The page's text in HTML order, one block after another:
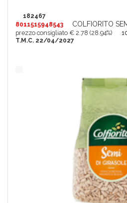
182467
8011515948543
COLFIORITO
prezzo consigliato € 2.78 (28.94%)
T.M.C. 22/04/2027